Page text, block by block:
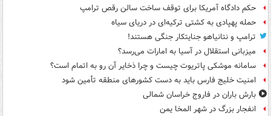
حکم دادگاه آمریکا برای توقف ساخت سالن رقص ترامپ
حمله پهپادی به کشتی ترکیه‌ای در دریای سیاه
ترامپ و نتانیاهو جنایتکار جنگی هستند!
میزبانی استقلال در آسیا به امارات می‌رسد؟
سامانه موشکی پاتریوت چیست و چرا ذخایر آن رو به اتمام است؟
امنیت خلیج فارس باید به دست کشورهای منطقه تأمین شود
بارش باران در فاروج خراسان شمالی
انفجار بزرگ در شهر المخا یمن